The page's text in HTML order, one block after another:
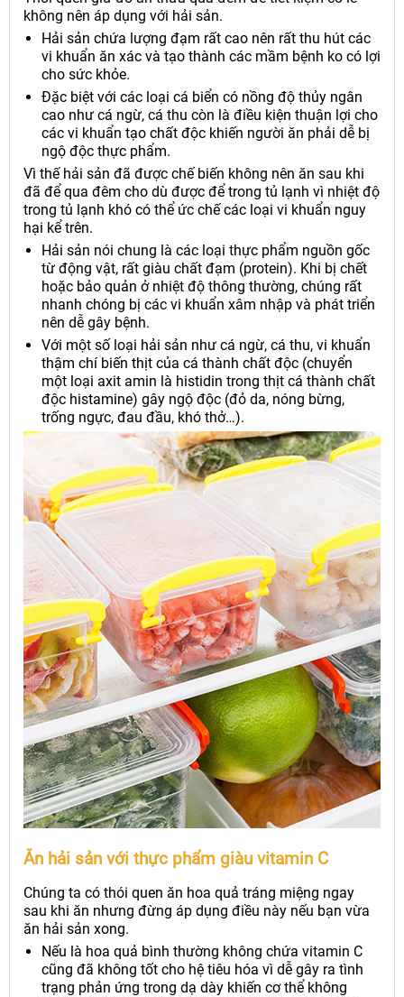
không nên áp dụng với hải sản.
Hải sản chứa lượng đạm rất cao nên rất thu hút các
vi khuẩn ăn xác và tạo thành các mầm bệnh ko có lợi
cho sức khỏe.
Đặc biệt với các loại cá biển có nồng độ thủy ngân
cao như cá ngừ, cá thu còn là điều kiện thuận lợi cho
các vi khuẩn tạo chất độc khiến người ăn phải dễ bị
ngộ độc thực phẩm.
Vì thế hải sản đã được chế biến không nên ăn sau khi
đã để qua đêm cho dù được để trong tủ lạnh vì nhiệt độ
trong tủ lạnh khó có thể ức chế các loại vi khuẩn nguy
hại kể trên.
Hải sản nói chung là các loại thực phẩm nguồn gốc
từ động vật, rất giàu chất đạm (protein). Khi bị chết
hoặc bảo quản ở nhiệt độ thông thường, chúng rất
nhanh chóng bị các vi khuẩn xâm nhập và phát triển
nên dễ gây bệnh.
Với một số loại hải sản như cá ngừ, cá thu, vi khuẩn
thậm chí biến thịt của cá thành chất độc (chuyển
một loại axit amin là histidin trong thịt cá thành chất
độc histamine) gây ngộ độc (đỏ da, nóng bừng,
trống ngực, đau đầu, khó thở…).
Ăn hải sản với thực phẩm giàu vitamin C
Chúng ta có thói quen ăn hoa quả tráng miệng ngay
sau khi ăn nhưng đừng áp dụng điều này nếu bạn vừa
ăn hải sản xong.
Nếu là hoa quả bình thường không chứa vitamin C
cũng đã không tốt cho hệ tiêu hóa vì dễ gây ra tình
trạng phản ứng trong dạ dày khiến cơ thể không